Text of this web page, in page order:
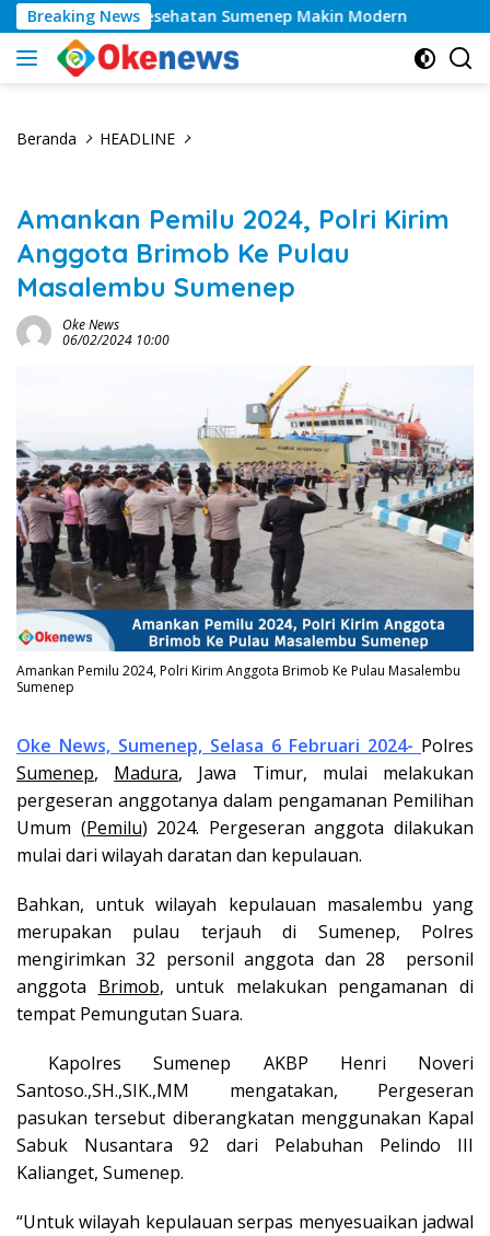
Langsung
ke
konten
Breaking News
Layanan Kesehatan Sumenep Makin Modern
Beranda HEADLINE
Amankan Pemilu 2024, Polri Kirim
Anggota Brimob Ke Pulau
Masalembu Sumenep
Oke News
06/02/2024 10:00
Amankan Pemilu 2024, Polri Kirim Anggota Brimob Ke Pulau Masalembu
Sumenep
Oke News, Sumenep, Selasa 6 Februari 2024- Polres
Sumenep, Madura, Jawa Timur, mulai melakukan
pergeseran anggotanya dalam pengamanan Pemilihan
Umum (Pemilu) 2024. Pergeseran anggota dilakukan
mulai dari wilayah daratan dan kepulauan.
Bahkan, untuk wilayah kepulauan masalembu yang
merupakan pulau terjauh di Sumenep, Polres
mengirimkan 32 personil anggota dan 28 personil
anggota Brimob, untuk melakukan pengamanan di
tempat Pemungutan Suara.
Kapolres Sumenep AKBP Henri Noveri
Santoso.,SH.,SIK.,MM mengatakan, Pergeseran
pasukan tersebut diberangkatan menggunakan Kapal
Sabuk Nusantara 92 dari Pelabuhan Pelindo III
Kalianget, Sumenep.
“Untuk wilayah kepulauan serpas menyesuaikan jadwal